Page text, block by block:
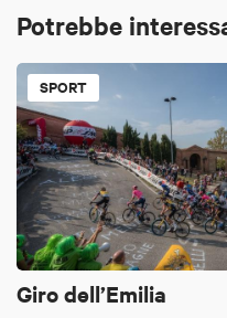
Potrebbe
SPORT
Giro dell’Emilia